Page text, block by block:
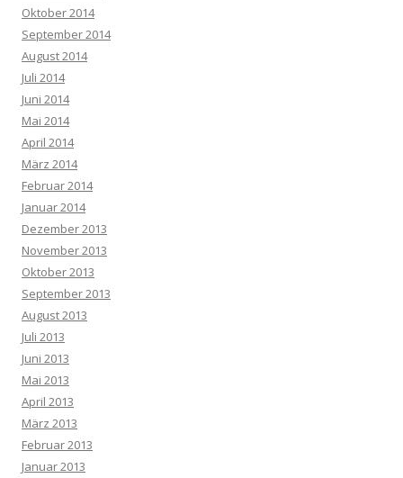
Oktober 2014
September 2014
August 2014
Juli 2014
Juni 2014
Mai 2014
April 2014
März 2014
Februar 2014
Januar 2014
Dezember 2013
November 2013
Oktober 2013
September 2013
August 2013
Juli 2013
Juni 2013
Mai 2013
April 2013
März 2013
Februar 2013
Januar 2013